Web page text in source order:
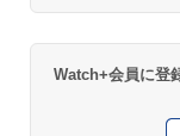
Watch+会員に登